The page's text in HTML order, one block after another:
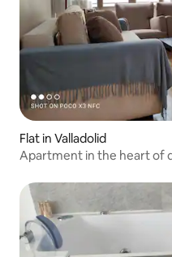
Flat in Valladolid
Apartment in the heart of